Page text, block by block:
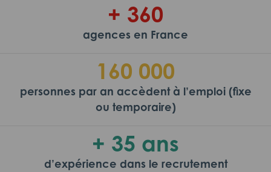
+ 360
agences en France
160 000
personnes par an accèdent à l’emploi (fixe
ou temporaire)
+ 35 ans
d’expérience dans le recrutement